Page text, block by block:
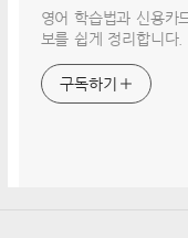
영어 학습법과 신용카
보를 쉽게 정리합니다.
구독하기